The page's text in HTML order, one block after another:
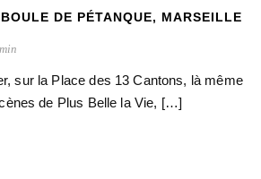
DE PÉTANQUE, MARSEILLE
sur la Place des 13 Cantons, là même
de Plus Belle la Vie, […]